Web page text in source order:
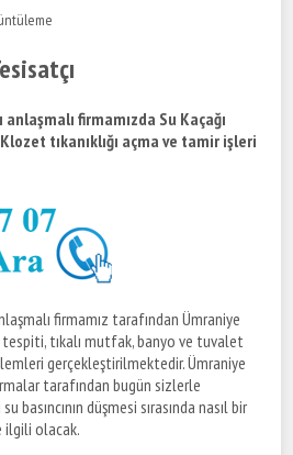
firmamızda Su Kaçağı
tıkanıklığı açma ve tamir işleri
firmamız tarafından Ümraniye
tespiti, tıkalı mutfak, banyo ve tuvalet
gerçekleştirilmektedir. Ümraniye
tarafından bugün sizlerle
basıncının düşmesi sırasında nasıl bir
ilgili olacak.